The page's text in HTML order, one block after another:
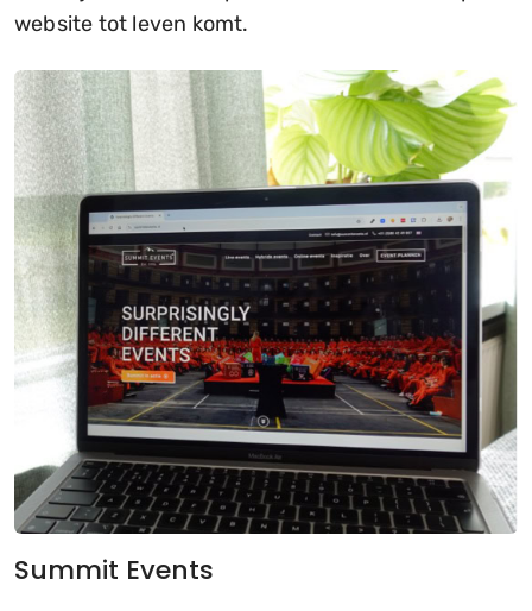
website tot leven komt.
Summit Events